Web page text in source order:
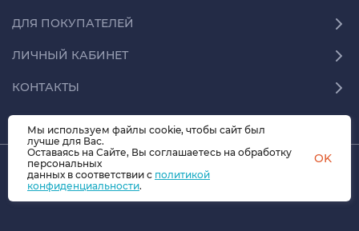
ДЛЯ ПОКУПАТЕЛЕЙ
ЛИЧНЫЙ КАБИНЕТ
КОНТАКТЫ
© 2026 СФЕРА-70.07 Все права защищены
Мы используем файлы cookie, чтобы сайт был
лучше для Вас.
Оставаясь на Сайте, Вы соглашаетесь на обработку
персональных
данных в соответствии с политикой
конфиденциальности.
OK